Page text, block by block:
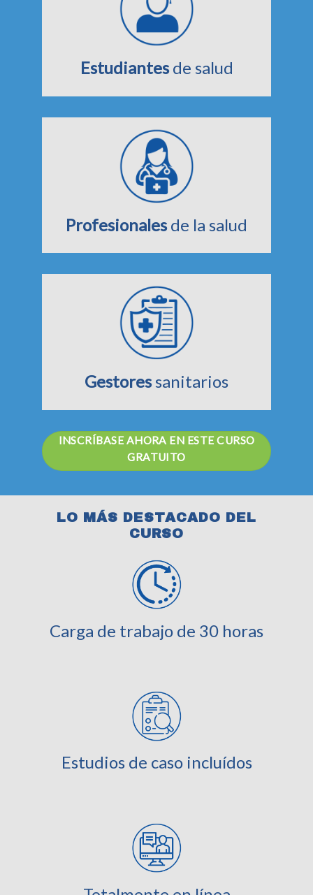
Estudiantesde salud
Profesionalesde la salud
Gestoressanitarios
INSCRÍBASE AHORA EN ESTE CURSO
GRATUITO
LO MÁS DESTACADO DEL
CURSO
Carga de trabajo de 30 horas
Estudios de caso incluídos